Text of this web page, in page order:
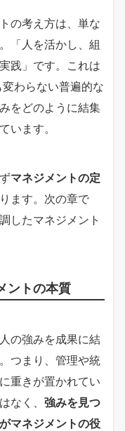
の考え方は、単な
「人を活かし、組
践」です。これは
わらない普遍的な
をどのように結集
います。
マネジメントの定
ます。次の章で
したマネジメント
ントの本質
の強みを成果に結
つまり、管理や統
重きが置かれてい
なく、 強みを見つ
マネジメントの役